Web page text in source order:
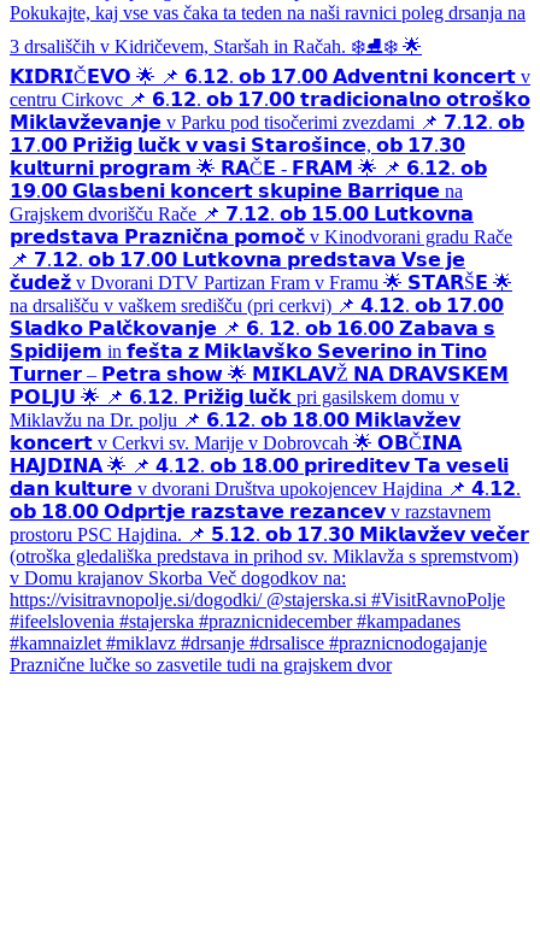
Praznične lučke so zasvetile tudi na grajskem dvor